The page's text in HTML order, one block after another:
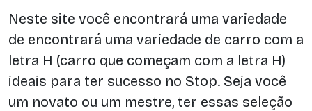
Neste site você encontrará uma variedade
de encontrará uma variedade de carro com a
letra H (carro que começam com a letra H)
ideais para ter sucesso no Stop. Seja você
um novato ou um mestre, ter essas seleção